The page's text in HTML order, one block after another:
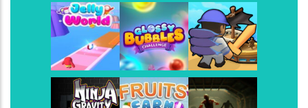
Play Play Play